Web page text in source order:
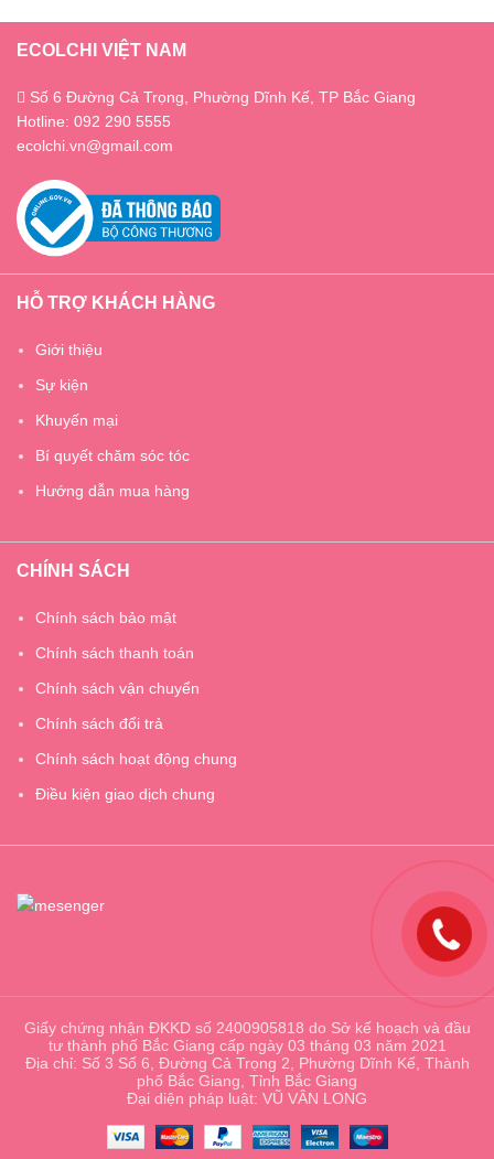
ECOLCHI VIỆT NAM
Số 6 Đường Cả Trọng, Phường Dĩnh Kế, TP Bắc Giang
Hotline: 092 290 5555
ecolchi.vn@gmail.com
HỖ TRỢ KHÁCH HÀNG
Giới thiệu
Sự kiện
Khuyến mại
Bí quyết chăm sóc tóc
Hướng dẫn mua hàng
CHÍNH SÁCH
Chính sách bảo mật
Chính sách thanh toán
Chính sách vận chuyển
Chính sách đổi trả
Chính sách hoạt động chung
Điều kiện giao dịch chung
Giấy chứng nhận ĐKKD số 2400905818 do Sở kế hoạch và đầu
tư thành phố Bắc Giang cấp ngày 03 tháng 03 năm 2021
Địa chỉ: Số 3 Số 6, Đường Cả Trọng 2, Phường Dĩnh Kế, Thành
phố Bắc Giang, Tỉnh Bắc Giang
Đại diện pháp luật: VŨ VÂN LONG